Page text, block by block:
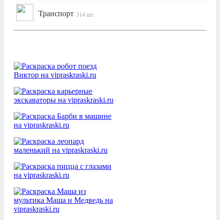
Транспорт 314 шт.